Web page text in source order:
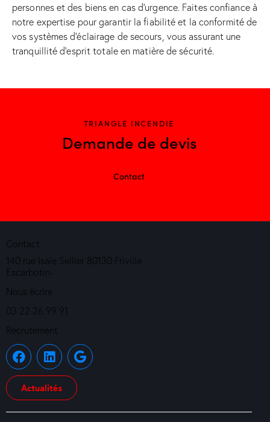
personnes et des biens en cas d’urgence. Faites confiance à
notre expertise pour garantir la fiabilité et la conformité de
vos systèmes d’éclairage de secours, vous assurant une
tranquillité d’esprit totale en matière de sécurité.
TRIANGLE INCENDIE
Demande de devis
Contact
Contact
140 rue Isaïe Sellier 80130 Friville
Escarbotin-
Nous écrire
03 22 26 99 91
Recrutement
Actualités